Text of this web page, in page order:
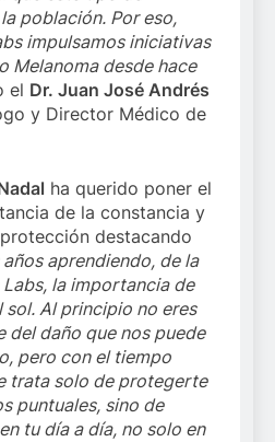
población. Por eso,
impulsamos iniciativas
Melanoma desde hace
el Dr. Juan José Andrés
y Director Médico de
ha querido poner el
de la constancia y
destacando
aprendiendo, de la
la importancia de
Al principio no eres
del daño que nos puede
pero con el tiempo
trata solo de protegerte
puntuales, sino de
tu día a día, no solo en